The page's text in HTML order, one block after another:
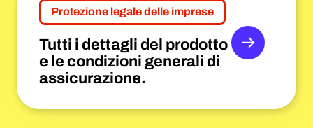
Protezione legale delle imprese
Tutti i dettagli del prodotto
e le condizioni generali di
assicurazione.
Maggiori